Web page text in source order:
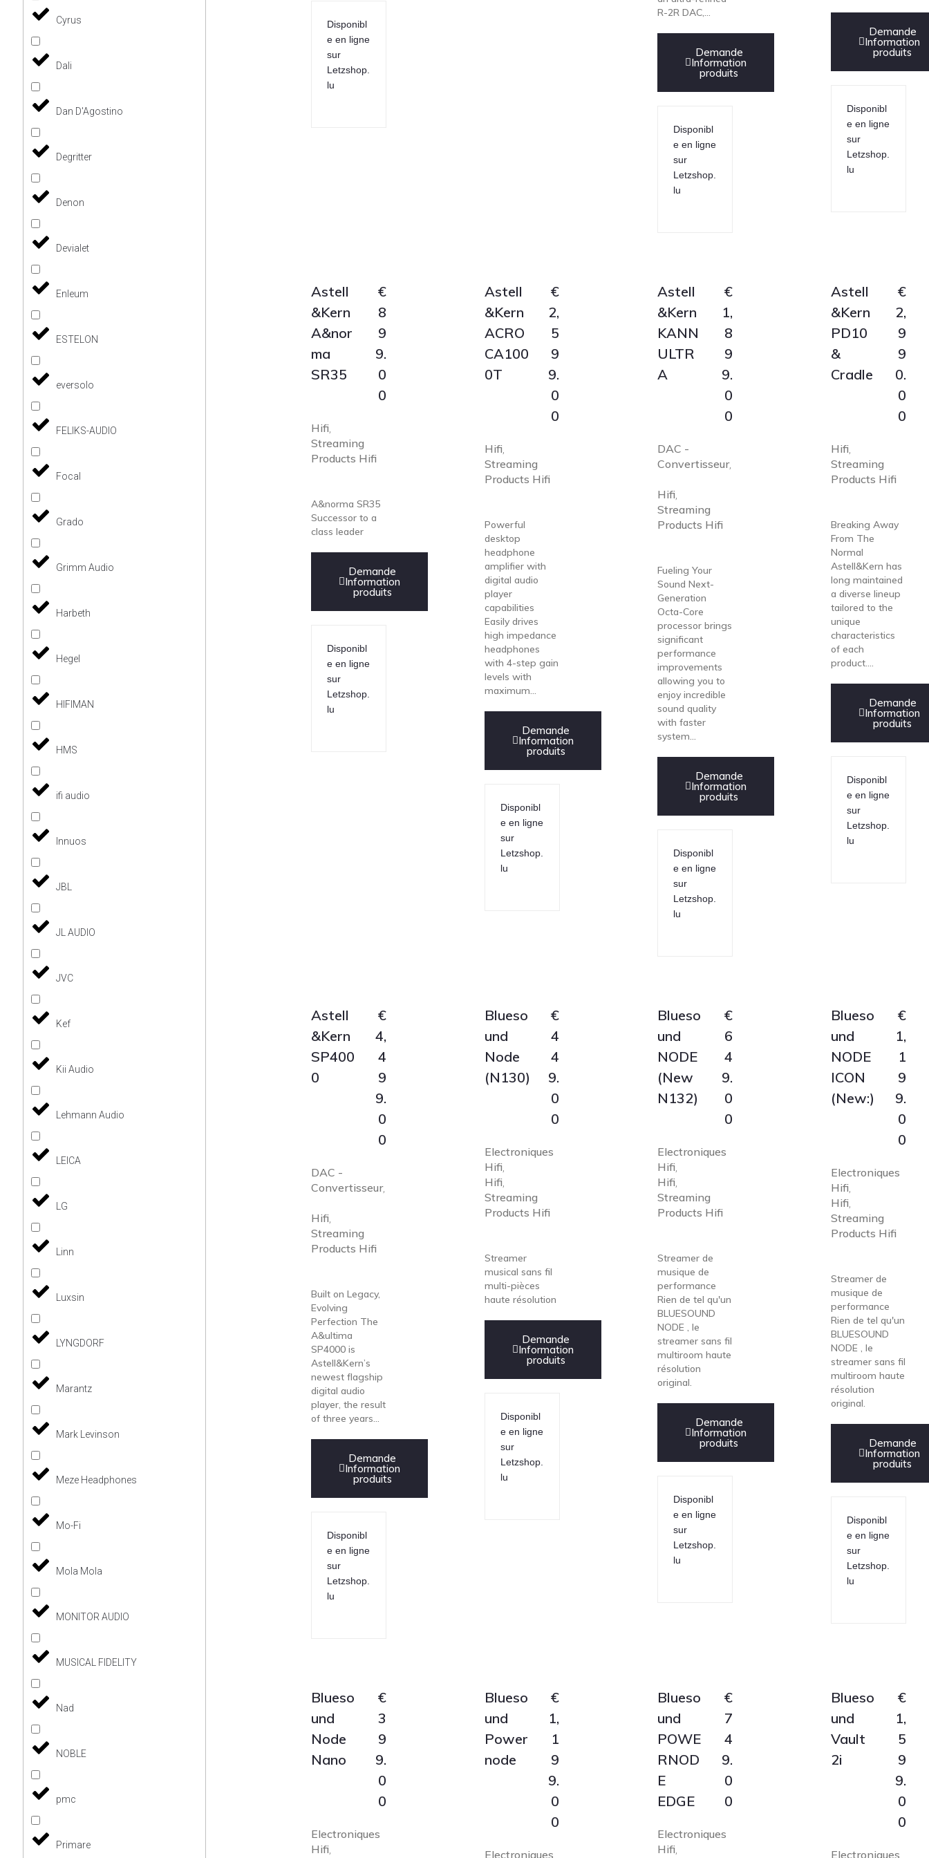
Cyrus
Dali
Dan D'Agostino
Degritter
Denon
Devialet
Enleum
ESTELON
eversolo
FELIKS-AUDIO
Focal
Grado
Grimm Audio
Harbeth
Hegel
HIFIMAN
HMS
ifi audio
Innuos
JBL
JL AUDIO
JVC
Kef
Kii Audio
Lehmann Audio
LEICA
LG
Linn
Luxsin
LYNGDORF
Marantz
Mark Levinson
Meze Headphones
Mo-Fi
Mola Mola
MONITOR AUDIO
MUSICAL FIDELITY
Nad
NOBLE
pmc
Primare
Disponibl
e en ligne
sur
Letzshop.
lu
R-2R DAC,...
Demande
Information
produits
Disponibl
e en ligne
sur
Letzshop.
lu
Demande
Information
produits
Disponibl
e en ligne
sur
Letzshop.
lu
Astell
&Kern
A&nor
ma
SR35
€
8
9
9.
0
0
Hifi
Streaming
Products Hifi
A&norma SR35
Successor to a
class leader
Demande
Information
produits
Disponibl
e en ligne
sur
Letzshop.
lu
Astell
&Kern
ACRO
CA100
0T
€
2,
5
9
9.
0
0
Hifi
Streaming
Products Hifi
Powerful
desktop
headphone
amplifier with
digital audio
player
capabilities
Easily drives
high impedance
headphones
with 4-step gain
levels with
maximum...
Demande
Information
produits
Disponibl
e en ligne
sur
Letzshop.
lu
Astell
&Kern
KANN
ULTR
A
€
1,
8
9
9.
0
0
DAC -
Convertisseur,
Hifi
Streaming
Products Hifi
Fueling Your
Sound Next-
Generation
Octa-Core
processor brings
significant
performance
improvements
allowing you to
enjoy incredible
sound quality
with faster
system...
Demande
Information
produits
Disponibl
e en ligne
sur
Letzshop.
lu
Astell
&Kern
PD10
&
Cradle
€
2,
9
9
0.
0
0
Hifi
Streaming
Products Hifi
Breaking Away
From The
Normal
Astell&Kern has
long maintained
a diverse lineup
tailored to the
unique
characteristics
of each
product....
Demande
Information
produits
Disponibl
e en ligne
sur
Letzshop.
lu
Astell
&Kern
SP400
0
€
4,
4
9
9.
0
0
DAC -
Convertisseur,
Hifi
Streaming
Products Hifi
Built on Legacy,
Evolving
Perfection The
A&ultima
SP4000 is
Astell&Kern’s
newest flagship
digital audio
player, the result
of three years...
Demande
Information
produits
Disponibl
e en ligne
sur
Letzshop.
lu
Blueso
und
Node
(N130)
€
4
4
9.
0
0
Electroniques
Hifi
Hifi
Streaming
Products Hifi
Streamer
musical sans fil
multi-pièces
haute résolution
Demande
Information
produits
Disponibl
e en ligne
sur
Letzshop.
lu
Blueso
und
NODE
(New
N132)
€
6
4
9.
0
0
Electroniques
Hifi
Hifi
Streaming
Products Hifi
Streamer de
musique de
performance
Rien de tel qu'un
BLUESOUND
NODE , le
streamer sans fil
multiroom haute
résolution
original.
Demande
Information
produits
Disponibl
e en ligne
sur
Letzshop.
lu
Blueso
und
NODE
ICON
(New:)
€
1,
1
9
9.
0
0
Electroniques
Hifi
Hifi
Streaming
Products Hifi
Streamer de
musique de
performance
Rien de tel qu'un
BLUESOUND
NODE , le
streamer sans fil
multiroom haute
résolution
original.
Demande
Information
produits
Disponibl
e en ligne
sur
Letzshop.
lu
Blueso
und
Node
Nano
€
3
9
9.
0
0
Electroniques
Hifi
Blueso
und
Power
node
€
1,
1
9
9.
0
0
Electroniques
Blueso
und
POWE
RNOD
E
EDGE
€
7
4
9.
0
0
Electroniques
Hifi
Blueso
und
Vault
2i
€
1,
5
9
9.
0
0
Electroniques